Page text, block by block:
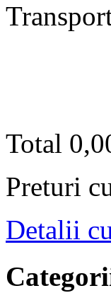
Total
Preturi
Detalii